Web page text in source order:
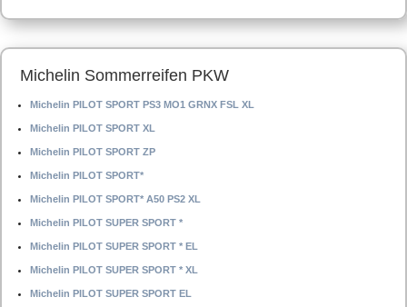
Michelin Sommerreifen PKW
Michelin PILOT SPORT PS3 MO1 GRNX FSL XL
Michelin PILOT SPORT XL
Michelin PILOT SPORT ZP
Michelin PILOT SPORT*
Michelin PILOT SPORT* A50 PS2 XL
Michelin PILOT SUPER SPORT *
Michelin PILOT SUPER SPORT * EL
Michelin PILOT SUPER SPORT * XL
Michelin PILOT SUPER SPORT EL